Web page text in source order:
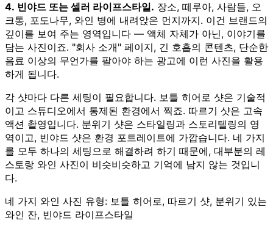
4. 빈야드 또는 셀러 라이프스타일. 장소, 떼루아, 사람들, 오
크통, 포도나무, 와인 병에 내려앉은 먼지까지. 이건 브랜드의
깊이를 보여 주는 영역입니다 — 액체 자체가 아닌, 이야기를
담는 사진이죠. "회사 소개" 페이지, 긴 호흡의 콘텐츠, 단순한
음료 이상의 무언가를 팔아야 하는 광고에 이런 사진을 활용
하게 됩니다.
각 샷마다 다른 세팅이 필요합니다. 보틀 히어로 샷은 기술적
이고 스튜디오에서 통제된 환경에서 찍죠. 따르기 샷은 고속
액션 촬영입니다. 분위기 샷은 스타일링과 스토리텔링의 영
역이고, 빈야드 샷은 환경 포트레이트에 가깝습니다. 네 가지
를 모두 하나의 세팅으로 해결하려 하기 때문에, 대부분의 레
스토랑 와인 사진이 비슷비슷하고 기억에 남지 않는 것입니
다.
네 가지 와인 사진 유형: 보틀 히어로, 따르기 샷, 분위기 있는
와인 잔, 빈야드 라이프스타일